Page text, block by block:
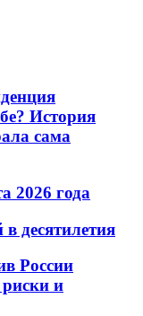
История
сама
2026 года
десятилетия
России
и